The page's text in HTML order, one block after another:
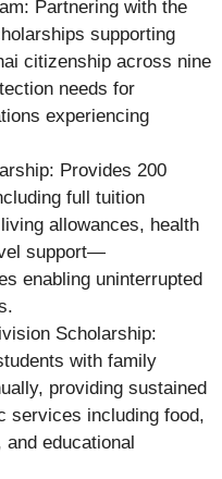
Partnering with the
supporting
citizenship across nine
needs for
experiencing
Provides 200
full tuition
allowances, health
support—
enabling uninterrupted
Scholarship:
with family
providing sustained
services including food,
educational